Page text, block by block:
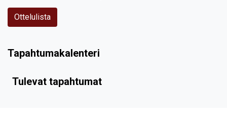
Ottelulista
Tapahtumakalenteri
Tulevat tapahtumat